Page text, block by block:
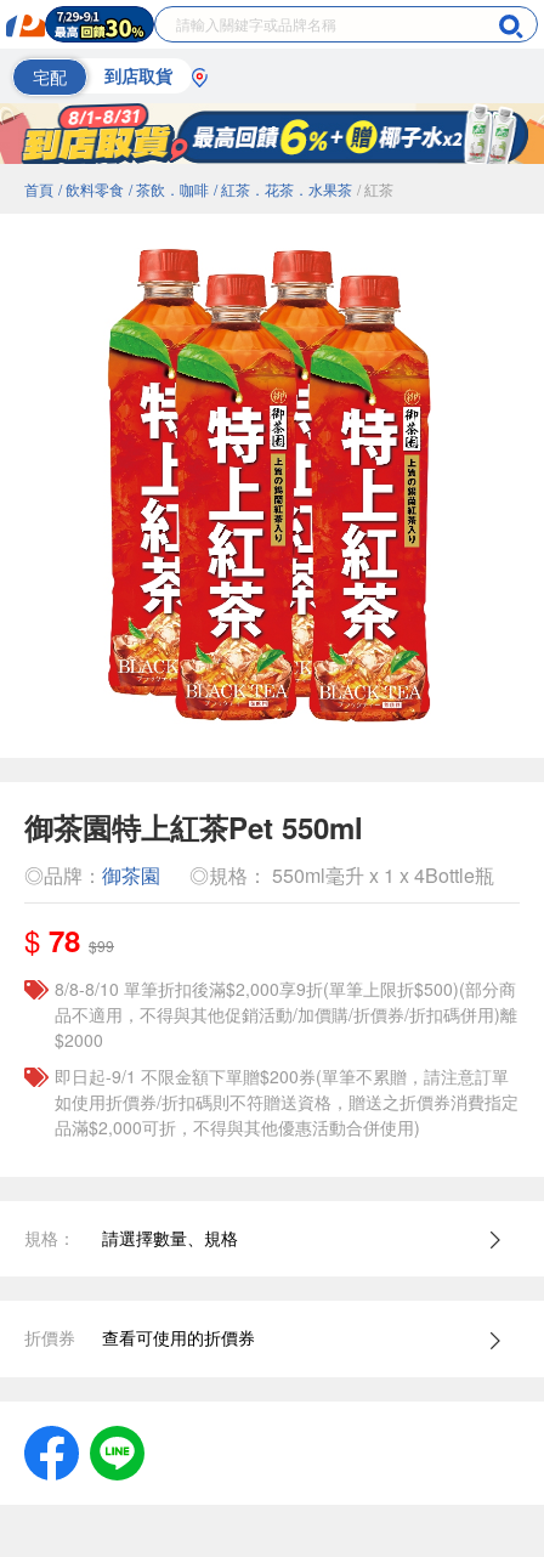
宅配 到店取貨
首頁 / 飲料零食 / 茶飲．咖啡 / 紅茶．花茶．水果茶 / 紅茶
御茶園特上紅茶Pet 550ml
◎品牌： 御茶園 ◎規格： 550ml毫升 x 1 x 4Bottle瓶
$ 78 $99
8/8-8/10 單筆折扣後滿$2,000享9折(單筆上限折$500)(部分商
品不適用，不得與其他促銷活動/加價購/折價券/折扣碼併用)離
$2000
即日起-9/1 不限金額下單贈$200券(單筆不累贈，請注意訂單
如使用折價券/折扣碼則不符贈送資格，贈送之折價券消費指定
品滿$2,000可折，不得與其他優惠活動合併使用)
規格： 請選擇數量、規格
折價券 查看可使用的折價券